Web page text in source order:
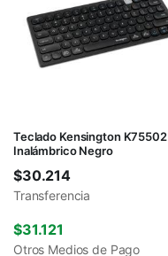
Teclado Kensington K75502
Inalámbrico Negro
$30.214
Transferencia
$31.121
Otros Medios de Pago